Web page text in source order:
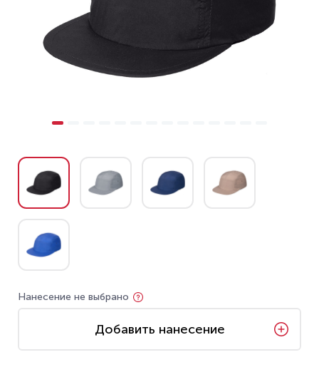
Нанесение не выбрано
Добавить нанесение